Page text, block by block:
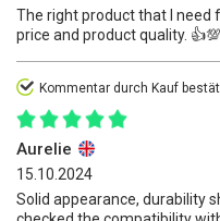
The right product that I need
price and product quality.
Kommentar durch Kauf
Aurelie
15.10.2024
Solid appearance, durability